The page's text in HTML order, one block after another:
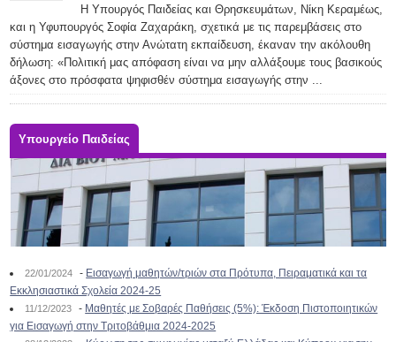
Η Υπουργός Παιδείας και Θρησκευμάτων, Νίκη Κεραμέως,
και η Υφυπουργός Σοφία Ζαχαράκη, σχετικά με τις παρεμβάσεις στο
σύστημα εισαγωγής στην Ανώτατη εκπαίδευση, έκαναν την ακόλουθη
δήλωση: «Πολιτική μας απόφαση είναι να μην αλλάξουμε τους βασικούς
άξονες στο πρόσφατα ψηφισθέν σύστημα εισαγωγής στην ...
Υπουργείο Παιδείας
22/01/2024 - Εισαγωγή μαθητών/τριών στα Πρότυπα, Πειραματικά και τα
Εκκλησιαστικά Σχολεία 2024-25
11/12/2023 - Μαθητές με Σοβαρές Παθήσεις (5%): Έκδοση Πιστοποιητικών
για Εισαγωγή στην Τριτοβάθμια 2024-2025